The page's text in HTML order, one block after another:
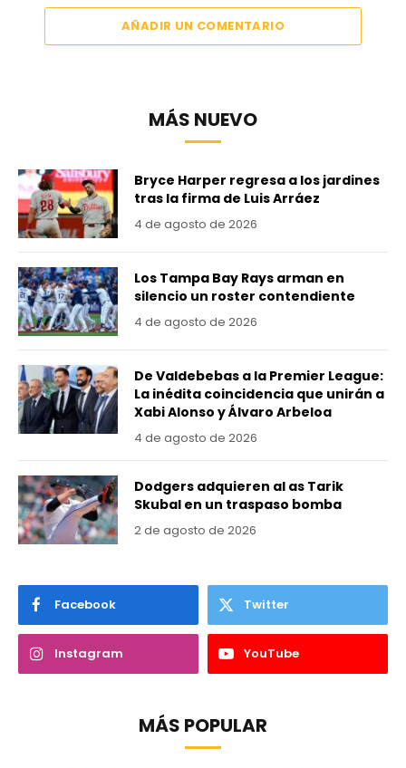
AÑADIR UN COMENTARIO
MÁS NUEVO
Bryce Harper regresa a los jardines
tras la firma de Luis Arráez
4 de agosto de 2026
Los Tampa Bay Rays arman en
silencio un roster contendiente
4 de agosto de 2026
De Valdebebas a la Premier League:
La inédita coincidencia que unirán a
Xabi Alonso y Álvaro Arbeloa
4 de agosto de 2026
Dodgers adquieren al as Tarik
Skubal en un traspaso bomba
2 de agosto de 2026
Facebook Twitter
Instagram YouTube
MÁS POPULAR